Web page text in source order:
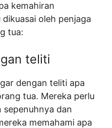
kemahiran
oleh penjaga
tua:
teliti
dengan teliti apa
tua. Mereka perlu
sepenuhnya dan
memahami apa